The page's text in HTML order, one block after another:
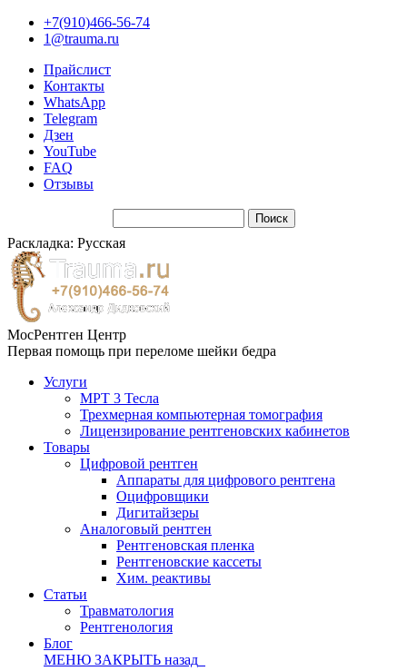
+7(910)466-56-74
1@trauma.ru
Прайслист
Контакты
WhatsApp
Telegram
Дзен
YouTube
FAQ
Отзывы
Раскладка: Русская
МосРентген Центр
Первая помощь при переломе шейки бедра
Услуги
МРТ 3 Тесла
Трехмерная компьютерная томография
Лицензирование рентгеновских кабинетов
Товары
Цифровой рентген
Аппараты для цифрового рентгена
Оцифровщики
Дигитайзеры
Аналоговый рентген
Рентгеновская пленка
Рентгеновские кассеты
Хим. реактивы
Статьи
Травматология
Рентгенология
Блог
МЕНЮ ЗАКРЫТЬ назад